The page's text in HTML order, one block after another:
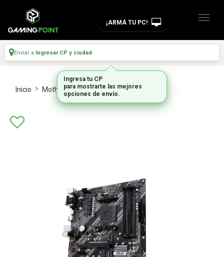
¡ARMÁ TU PC!
Enviar a Ingresar CP y ciudad
Inicio Motherboards Intel Y Amd
Ingresa tu CP
para mostrarte las mejores
opciones de envío.